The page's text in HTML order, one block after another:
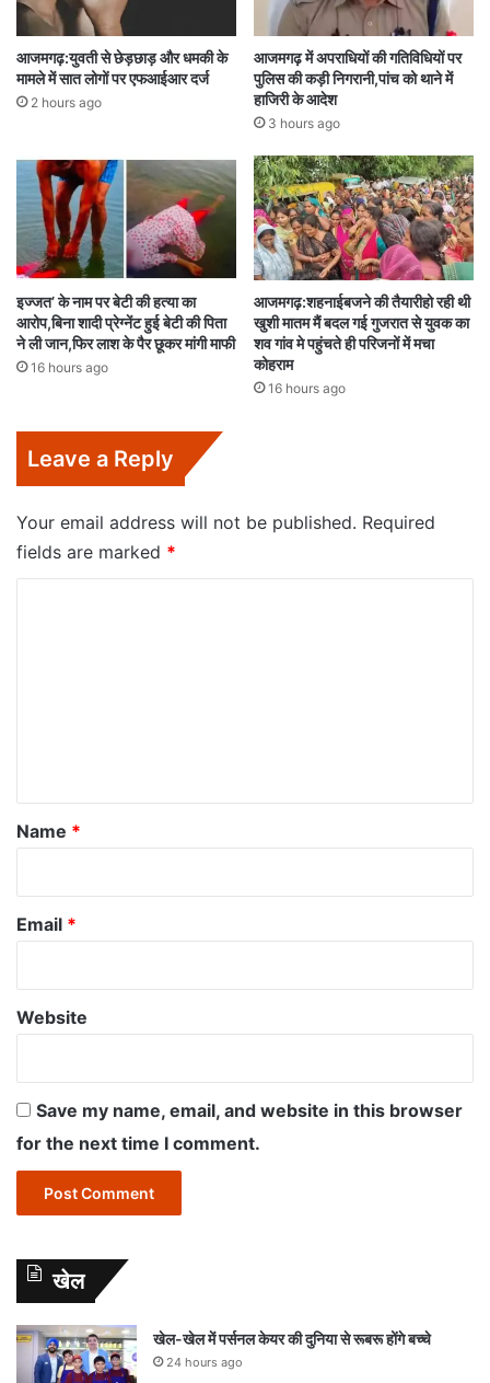
आजमगढ़:युवती से छेड़छाड़ और धमकी के
मामले में सात लोगों पर एफआईआर दर्ज
2 hours ago
आजमगढ़ में अपराधियों की गतिविधियों पर
पुलिस की कड़ी निगरानी,पांच को थाने में
हाजिरी के आदेश
3 hours ago
इज्जत’ के नाम पर बेटी की हत्या का
आरोप,बिना शादी प्रेग्नेंट हुई बेटी की पिता
ने ली जान,फिर लाश के पैर छूकर मांगी माफी
16 hours ago
आजमगढ़:शहनाईबजने की तैयारीहो रही थी
खुशी मातम मैं बदल गई गुजरात से युवक का
शव गांव मे पहुंचते ही परिजनों में मचा
कोहराम
16 hours ago
Leave a Reply
Your email address will not be published. Required
fields are marked *
*
Name *
Email *
Website
Save my name, email, and website in this browser
for the next time I comment.
खेल
खेल-खेल में पर्सनल केयर की दुनिया से रूबरू होंगे बच्चे
24 hours ago